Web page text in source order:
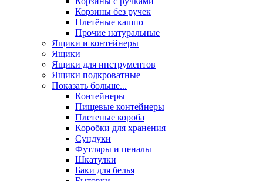
Корзины без ручек
Плетёные кашпо
Прочие натуральные
Ящики и контейнеры
Ящики
Ящики для инструментов
Ящики подкроватные
Показать больше...
Контейнеры
Пищевые контейнеры
Плетеные короба
Коробки для хранения
Сундуки
Футляры и пеналы
Шкатулки
Баки для белья